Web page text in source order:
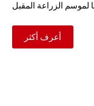
أعرف أكثر